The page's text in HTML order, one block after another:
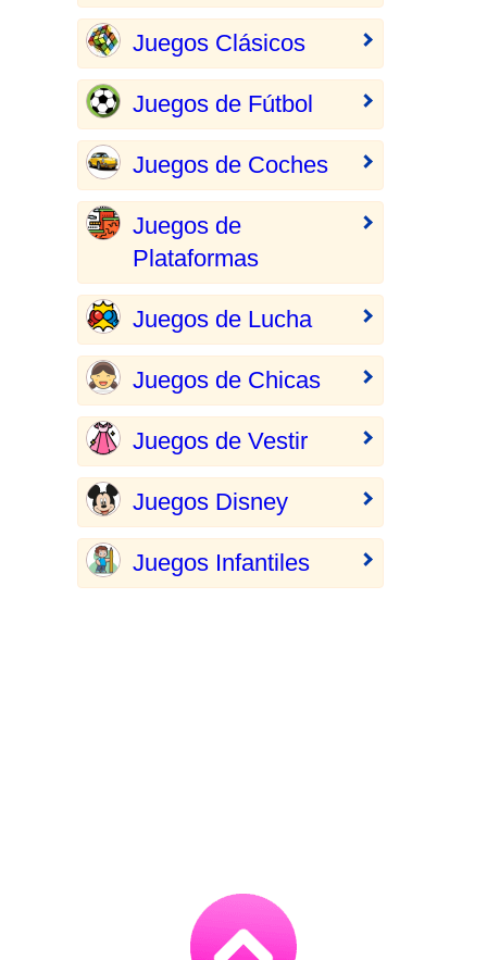
Juegos Clásicos
Juegos de Fútbol
Juegos de Coches
Juegos de
Plataformas
Juegos de Lucha
Juegos de Chicas
Juegos de Vestir
Juegos Disney
Juegos Infantiles